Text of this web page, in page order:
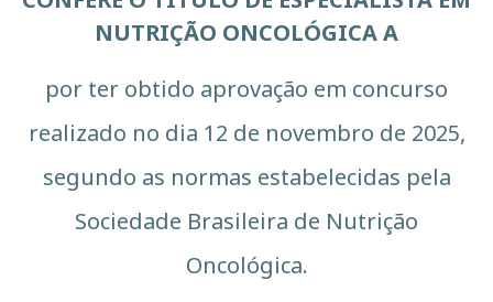
NUTRIÇÃO ONCOLÓGICA A
por ter obtido aprovação em concurso
realizado no dia 12 de novembro de 2025,
segundo as normas estabelecidas pela
Sociedade Brasileira de Nutrição
Oncológica.